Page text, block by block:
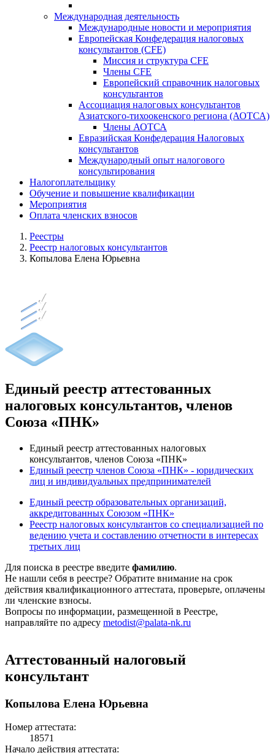
Международная деятельность
Международные новости и мероприятия
Европейская Конфедерация налоговых
консультантов (CFE)
Миссия и структура CFE
Члены CFE
Европейский справочник налоговых
консультантов
Ассоциация налоговых консультантов
Азиатского-тихоокенского региона (АОТСА)
Члены АОТСА
Евразийская Конфедерация Налоговых
консультантов
Международный опыт налогового
консультирования
Налогоплательщику
Обучение и повышение квалификации
Мероприятия
Оплата членских взносов
Реестры
Реестр налоговых консультантов
Копылова Елена Юрьевна
Единый реестр аттестованных
налоговых консультантов, членов
Союза «ПНК»
Единый реестр аттестованных налоговых
консультантов, членов Союза «ПНК»
Единый реестр членов Союза «ПНК» - юридических
лиц и индивидуальных предпринимателей
Единый реестр образовательных организаций,
аккредитованных Союзом «ПНК»
Реестр налоговых консультантов со специализацией по
ведению учета и составлению отчетности в интересах
третьих лиц
Для поиска в реестре введите фамилию.
Не нашли себя в реестре? Обратите внимание на срок
действия квалификационного аттестата, проверьте, оплачены
ли членские взносы.
Вопросы по информации, размещенной в Реестре,
направляйте по адресу metodist@palata-nk.ru
Аттестованный налоговый
консультант
Копылова Елена Юрьевна
Номер аттестата:
18571
Начало действия аттестата: